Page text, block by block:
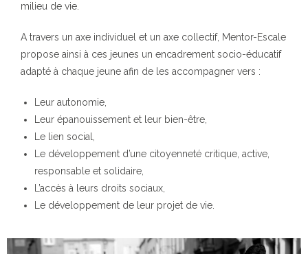
milieu de vie.
A travers un axe individuel et un axe collectif, Mentor-Escale
propose ainsi à ces jeunes un encadrement socio-éducatif
adapté à chaque jeune afin de les accompagner vers :
Leur autonomie,
Leur épanouissement et leur bien-être,
Le lien social,
Le développement d’une citoyenneté critique, active,
responsable et solidaire,
L’accès à leurs droits sociaux,
Le développement de leur projet de vie.